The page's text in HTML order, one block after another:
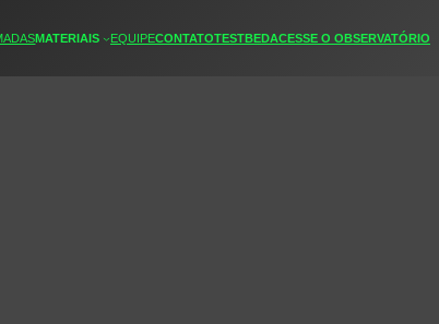
MATERIAIS EQUIPECONTATOTESTBEDACESSE O OBSERVATÓRIO